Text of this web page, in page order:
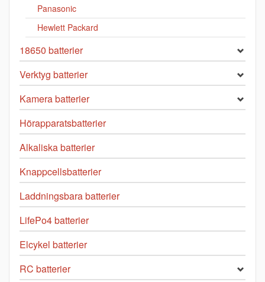
Panasonic
Hewlett Packard
18650 batterier
Verktyg batterier
Kamera batterier
Hörapparatsbatterier
Alkaliska batterier
Knappcellsbatterier
Laddningsbara batterier
LifePo4 batterier
Elcykel batterier
RC batterier